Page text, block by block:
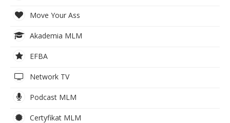
Move Your Ass
Akademia MLM
EFBA
Network TV
Podcast MLM
Certyfikat MLM